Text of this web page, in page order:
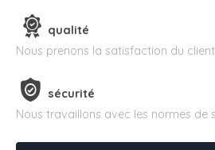
qualité
Nous prenons la satisfaction du
sécurité
Nous travaillons avec les normes de